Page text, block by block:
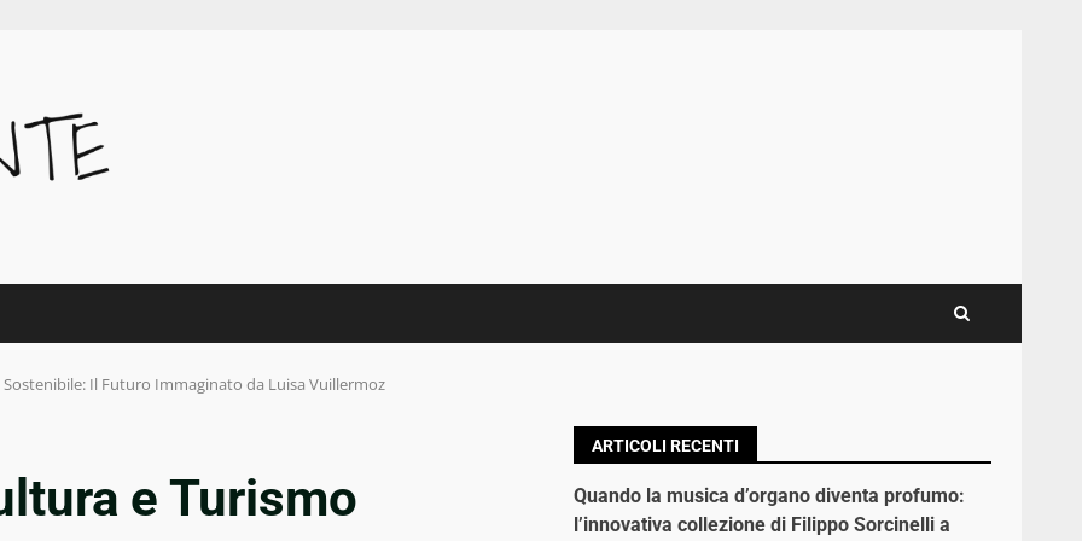
Il Futuro Immaginato da Luisa Vuillermoz
e Turismo
ARTICOLI RECENTI
Quando la musica d’organo diventa profumo:
l’innovativa collezione di Filippo Sorcinelli a